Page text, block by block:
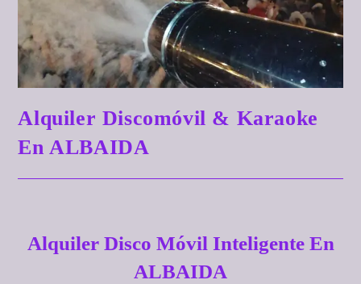
Alquiler Discomóvil & Karaoke
En ALBAIDA
Alquiler Disco Móvil Inteligente En
ALBAIDA